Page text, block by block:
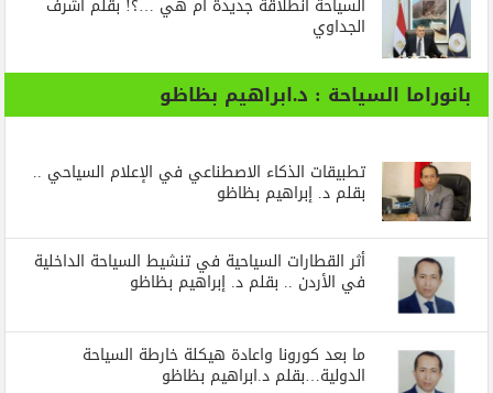
الجداوي
بانوراما السياحة : د.ابراهيم بظاظو
تطبيقات الذكاء الاصطناعي في الإعلام السياحي ..
بقلم د. إبراهيم بظاظو
أثر القطارات السياحية في تنشيط السياحة الداخلية
في الأردن .. بقلم د. إبراهيم بظاظو
ما بعد كورونا واعادة هيكلة خارطة السياحة
الدولية…بقلم د.ابراهيم بظاظو